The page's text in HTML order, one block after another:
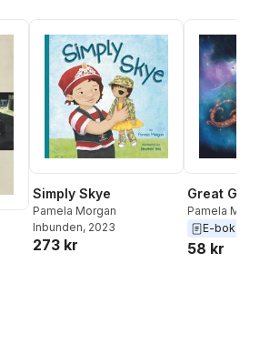
Simply Skye
Pamela Morgan
Inbunden, 2023
273 kr
Great Game
Pamela Morgan
E-bok
58 kr